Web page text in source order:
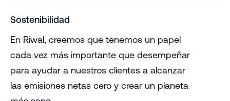
Sostenibilidad
En Riwal, creemos que tenemos un papel
cada vez más importante que desempeñar
para ayudar a nuestros clientes a alcanzar
las emisiones netas cero y crear un planeta